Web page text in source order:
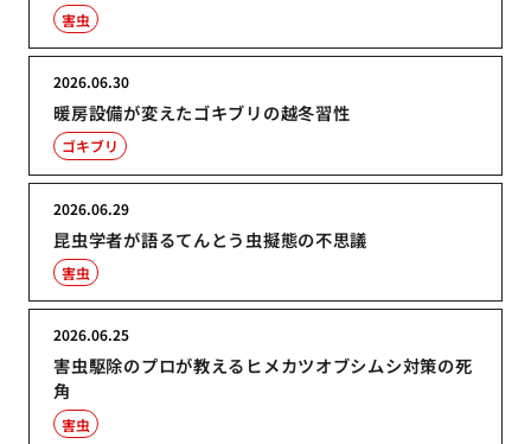
害虫
暖房設備が変えたゴキブリの越冬習性
2026.06.30
ゴキブリ
昆虫学者が語るてんとう虫擬態の不思議
2026.06.29
害虫
害虫駆除のプロが教えるヒメカツオブシムシ対策の死
角
2026.06.25
害虫